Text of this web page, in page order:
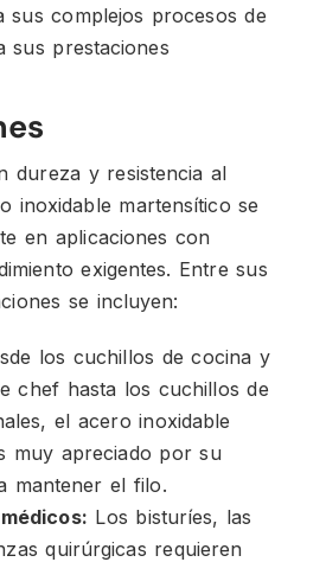
sus complejos procesos de
sus prestaciones
dureza y resistencia al
inoxidable martensítico se
en aplicaciones con
exigentes. Entre sus
se incluyen:
los cuchillos de cocina y
chef hasta los cuchillos de
el acero inoxidable
muy apreciado por su
mantener el filo.
Los bisturíes, las
quirúrgicas requieren